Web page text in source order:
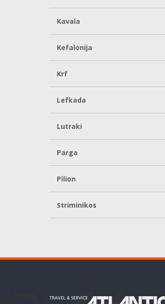
Kavala
Kefalonija
Krf
Lefkada
Lutraki
Parga
Pilion
Striminikos